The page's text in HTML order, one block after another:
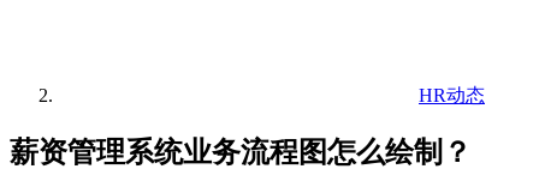
HR动态
薪资管理系统业务流程图怎么绘制？